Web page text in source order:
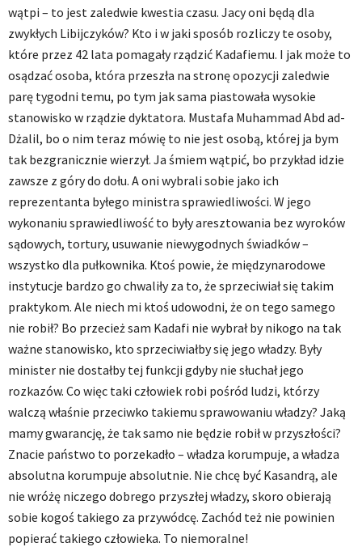
wątpi – to jest zaledwie kwestia czasu. Jacy oni będą dla
zwykłych Libijczyków? Kto i w jaki sposób rozliczy te osoby,
które przez 42 lata pomagały rządzić Kadafiemu. I jak może to
osądzać osoba, która przeszła na stronę opozycji zaledwie
parę tygodni temu, po tym jak sama piastowała wysokie
stanowisko w rządzie dyktatora. Mustafa Muhammad Abd ad-
Dżalil, bo o nim teraz mówię to nie jest osobą, której ja bym
tak bezgranicznie wierzył. Ja śmiem wątpić, bo przykład idzie
zawsze z góry do dołu. A oni wybrali sobie jako ich
reprezentanta byłego ministra sprawiedliwości. W jego
wykonaniu sprawiedliwość to były aresztowania bez wyroków
sądowych, tortury, usuwanie niewygodnych świadków –
wszystko dla pułkownika. Ktoś powie, że międzynarodowe
instytucje bardzo go chwaliły za to, że sprzeciwiał się takim
praktykom. Ale niech mi ktoś udowodni, że on tego samego
nie robił? Bo przecież sam Kadafi nie wybrał by nikogo na tak
ważne stanowisko, kto sprzeciwiałby się jego władzy. Były
minister nie dostałby tej funkcji gdyby nie słuchał jego
rozkazów. Co więc taki człowiek robi pośród ludzi, którzy
walczą właśnie przeciwko takiemu sprawowaniu władzy? Jaką
mamy gwarancję, że tak samo nie będzie robił w przyszłości?
Znacie państwo to porzekadło – władza korumpuje, a władza
absolutna korumpuje absolutnie. Nie chcę być Kasandrą, ale
nie wróżę niczego dobrego przyszłej władzy, skoro obierają
sobie kogoś takiego za przywódcę. Zachód też nie powinien
popierać takiego człowieka. To niemoralne!